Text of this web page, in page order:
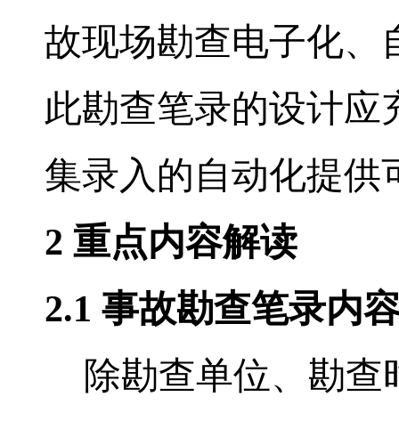
故现场勘查电子化、
此勘查笔录的设计应
集录入的自动化提供
2 重点内容解读
2.1 事故勘查笔录内
除勘查单位、勘查